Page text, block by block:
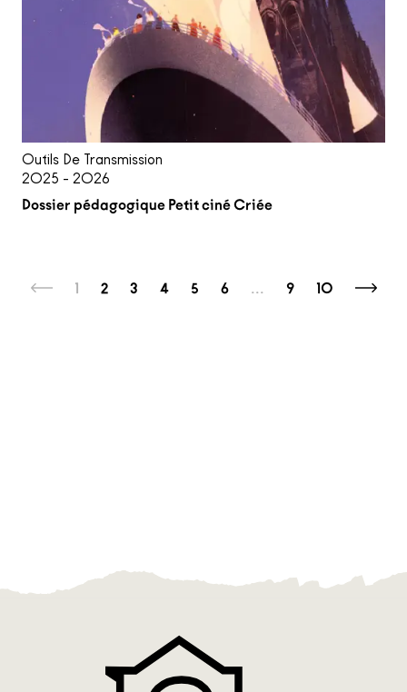
Outils De Transmission
2025 - 2026
Dossier pédagogique Petit ciné Criée
1 2 3 4 5 6 ... 9 10